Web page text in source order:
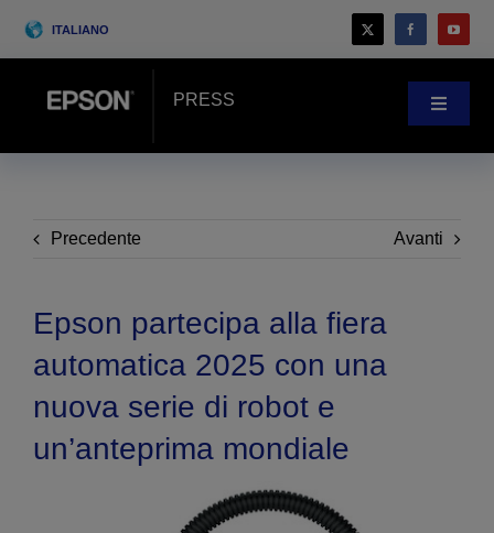
ITALIANO
PRESS
Toggle
Case history
Eventi
Search
Precedente Avanti
Epson partecipa alla fiera
automatica 2025 con una
nuova serie di robot e
un’anteprima mondiale